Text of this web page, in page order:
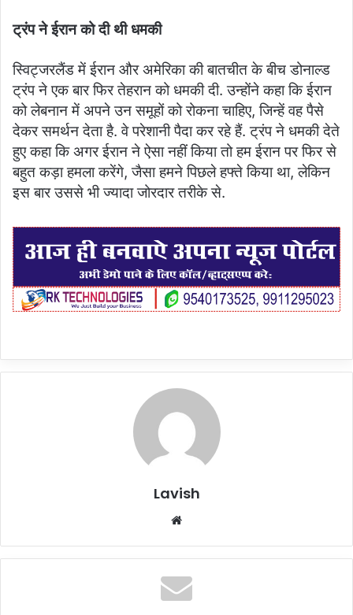
ट्रंप ने ईरान को दी थी धमकी
स्विट्जरलैंड में ईरान और अमेरिका की बातचीत के बीच डोनाल्ड
ट्रंप ने एक बार फिर तेहरान को धमकी दी. उन्होंने कहा कि ईरान
को लेबनान में अपने उन समूहों को रोकना चाहिए, जिन्हें वह पैसे
देकर समर्थन देता है. वे परेशानी पैदा कर रहे हैं. ट्रंप ने धमकी देते
हुए कहा कि अगर ईरान ने ऐसा नहीं किया तो हम ईरान पर फिर से
बहुत कड़ा हमला करेंगे, जैसा हमने पिछले हफ्ते किया था, लेकिन
इस बार उससे भी ज्यादा जोरदार तरीके से.
Lavish
Website